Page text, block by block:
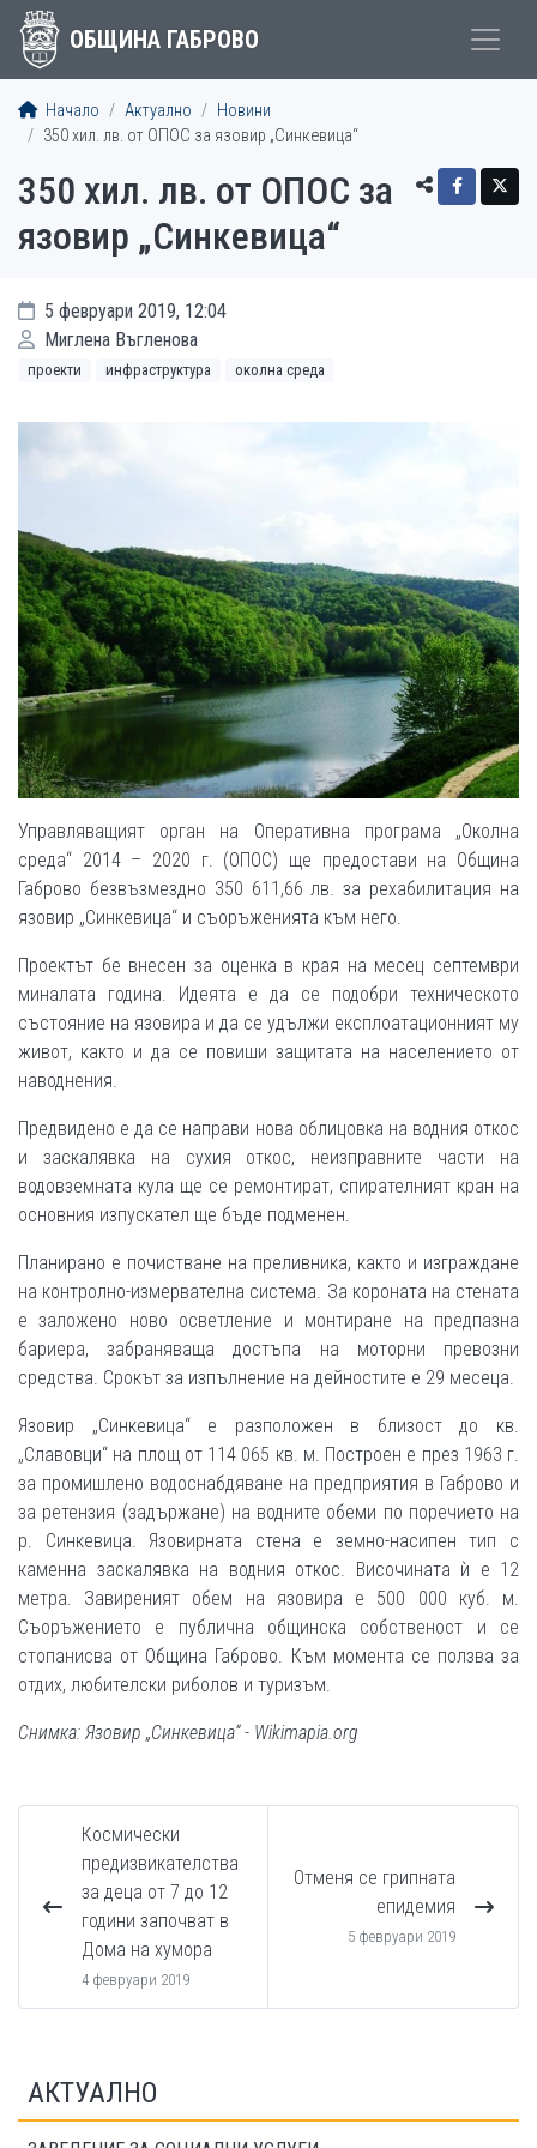
ОБЩИНА ГАБРОВО
Начало Актуално
Новини
350 хил. лв. от ОПОС за язовир „Синкевица“
350 хил. лв. от ОПОС за
язовир „Синкевица“
5 февруари 2019, 12:04
Миглена Въгленова
проекти инфраструктура околна среда
Управляващият орган на Оперативна програма „Околна
среда“ 2014 – 2020 г. (ОПОС) ще предостави на Община
Габрово безвъзмездно 350 611,66 лв. за рехабилитация на
язовир „Синкевица“ и съоръженията към него.
Проектът бе внесен за оценка в края на месец септември
миналата година. Идеята е да се подобри техническото
състояние на язовира и да се удължи експлоатационният му
живот, както и да се повиши защитата на населението от
наводнения.
Предвидено е да се направи нова облицовка на водния откос
и заскалявка на сухия откос, неизправните части на
водовземната кула ще се ремонтират, спирателният кран на
основния изпускател ще бъде подменен.
Планирано е почистване на преливника, както и изграждане
на контролно-измервателна система. За короната на стената
е заложено ново осветление и монтиране на предпазна
бариера, забраняваща достъпа на моторни превозни
средства. Срокът за изпълнение на дейностите е 29 месеца.
Язовир „Синкевица“ е разположен в близост до кв.
„Славовци“ на площ от 114 065 кв. м. Построен е през 1963 г.
за промишлено водоснабдяване на предприятия в Габрово и
за ретензия (задържане) на водните обеми по поречието на
р. Синкевица. Язовирната стена е земно-насипен тип с
каменна заскалявка на водния откос. Височината ѝ е 12
метра. Завиреният обем на язовира е 500 000 куб. м.
Съоръжението е публична общинска собственост и се
стопанисва от Община Габрово. Към момента се ползва за
отдих, любителски риболов и туризъм.
Снимка: Язовир „Синкевица“ - Wikimapia.org
Космически
предизвикателства
за деца от 7 до 12
години започват в
Дома на хумора
4 февруари 2019
Отменя се грипната
епидемия
5 февруари 2019
АКТУАЛНО